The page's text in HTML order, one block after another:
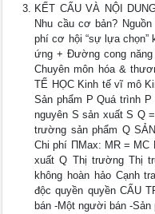
KẾT CẤU VÀ NỘI
Nhu cầu cơ bản? Nguồn
phí cơ hội “sự lựa chọn”
ứng + Đường cong
Chuyên môn hóa &
TẾ HỌC Kinh tế vĩ mô
Sản phẩm P Quá trình
nguyên S sản xuất S Q
trường sản phẩm Q
Chi phí ΠMax: MR = MC
xuất Q Thị trường Thị
không hoàn hảo Cạnh
độc quyền quyền CẤU
bán -Một người bán -